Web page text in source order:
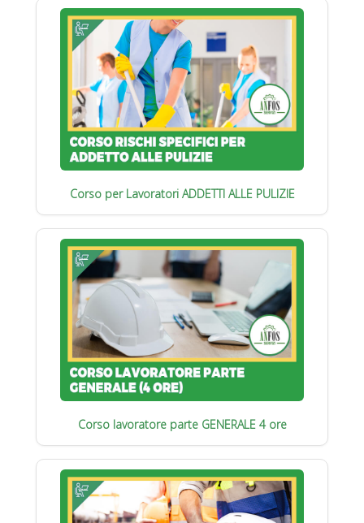
Corso per Lavoratori ADDETTI ALLE PULIZIE
Corso lavoratore parte GENERALE 4 ore